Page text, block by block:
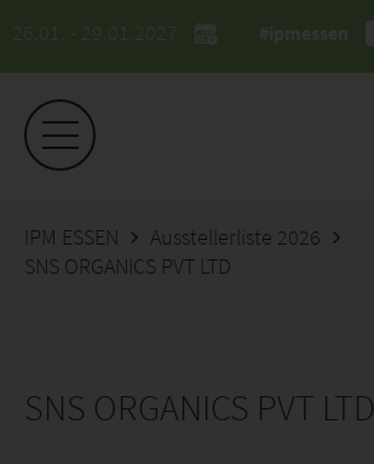
26.01. - 29.01.2027 #ipmessen
IPM ESSEN
Ausstellerliste 2026
SNS ORGANICS PVT LTD
SNS ORGANICS PVT LTD